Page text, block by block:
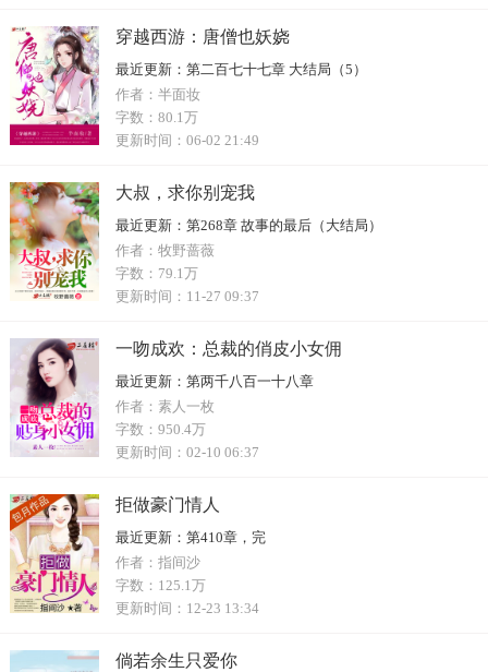
穿越西游：唐僧也妖娆
最近更新： 第二百七十七章 大结局（5）
作者： 半面妆
字数： 80.1万
更新时间： 06-02 21:49
大叔，求你别宠我
最近更新： 第268章 故事的最后（大结局）
作者： 牧野蔷薇
字数： 79.1万
更新时间： 11-27 09:37
一吻成欢：总裁的俏皮小女佣
最近更新： 第两千八百一十八章
作者： 素人一枚
字数： 950.4万
更新时间： 02-10 06:37
拒做豪门情人
最近更新： 第410章，完
作者： 指间沙
字数： 125.1万
更新时间： 12-23 13:34
倘若余生只爱你